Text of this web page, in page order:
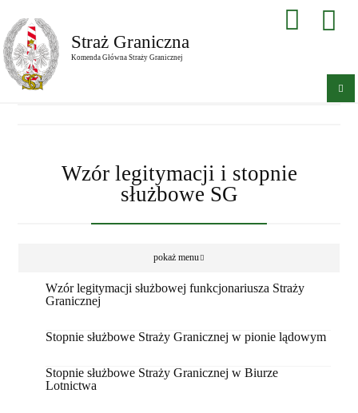
Straż Graniczna
Komenda Główna Straży Granicznej
Wzór legitymacji i stopnie
służbowe SG
pokaż menu
Wzór legitymacji służbowej funkcjonariusza Straży
Granicznej
Stopnie służbowe Straży Granicznej w pionie lądowym
Stopnie służbowe Straży Granicznej w Biurze
Lotnictwa